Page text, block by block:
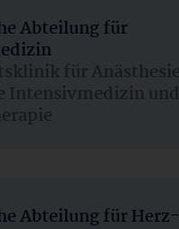
Abteilung für
für
Intensivmedizin und
Abteilung für Herz-